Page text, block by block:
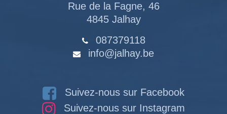
Rue de la Fagne, 46
4845 Jalhay
087379118
info@jalhay.be
Suivez-nous sur Facebook
Suivez-nous sur Instagram